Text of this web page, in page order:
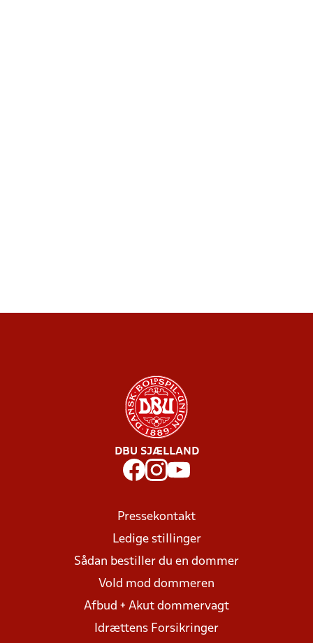
DBU SJÆLLAND
Pressekontakt
Ledige stillinger
Sådan bestiller du en dommer
Vold mod dommeren
Afbud + Akut dommervagt
Idrættens Forsikringer